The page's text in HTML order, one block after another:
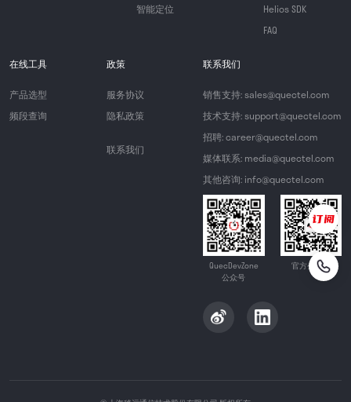
智能定位
Helios SDK
FAQ
在线工具
产品选型
频段查询
政策
服务协议
隐私政策
联系我们
联系我们
销售支持: sales@quectel.com
技术支持: support@quectel.com
招聘: career@quectel.com
媒体联系: media@quectel.com
其他咨询: info@quectel.com
QuecDevZone
公众号
官方公众号